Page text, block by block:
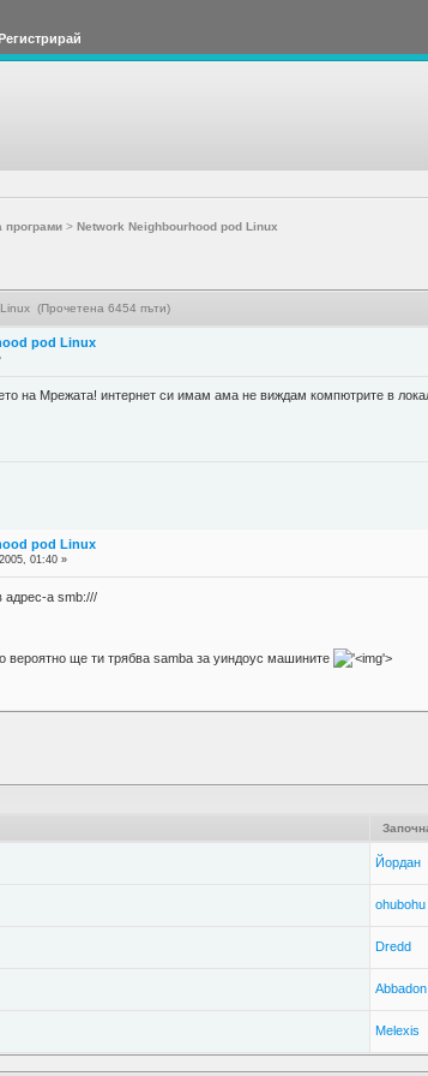
програми> Network Neighbourhood pod Linux
(Прочетена 6454 пъти)
pod Linux
на Мрежата! интернет си имам ама не виждам компютрите в
pod Linux
01:40 »
адрес-а smb:///
вероятно ще ти трябва samba за уиндоус машините
'>
Йордан
ohubohu
Dredd
Abbadon
Melexis